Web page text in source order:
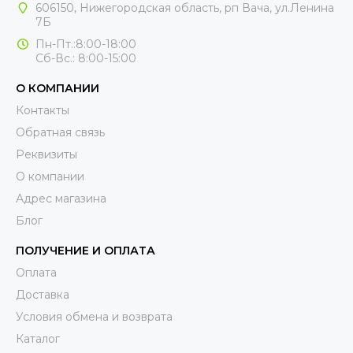
606150, Нижегородская область, рп Вача, ул.Ленина
7Б
Пн-Пт.:8:00-18:00
Сб-Вс.: 8:00-15:00
О КОМПАНИИ
Контакты
Обратная связь
Реквизиты
О компании
Адрес магазина
Блог
ПОЛУЧЕНИЕ И ОПЛАТА
Оплата
Доставка
Условия обмена и возврата
Каталог